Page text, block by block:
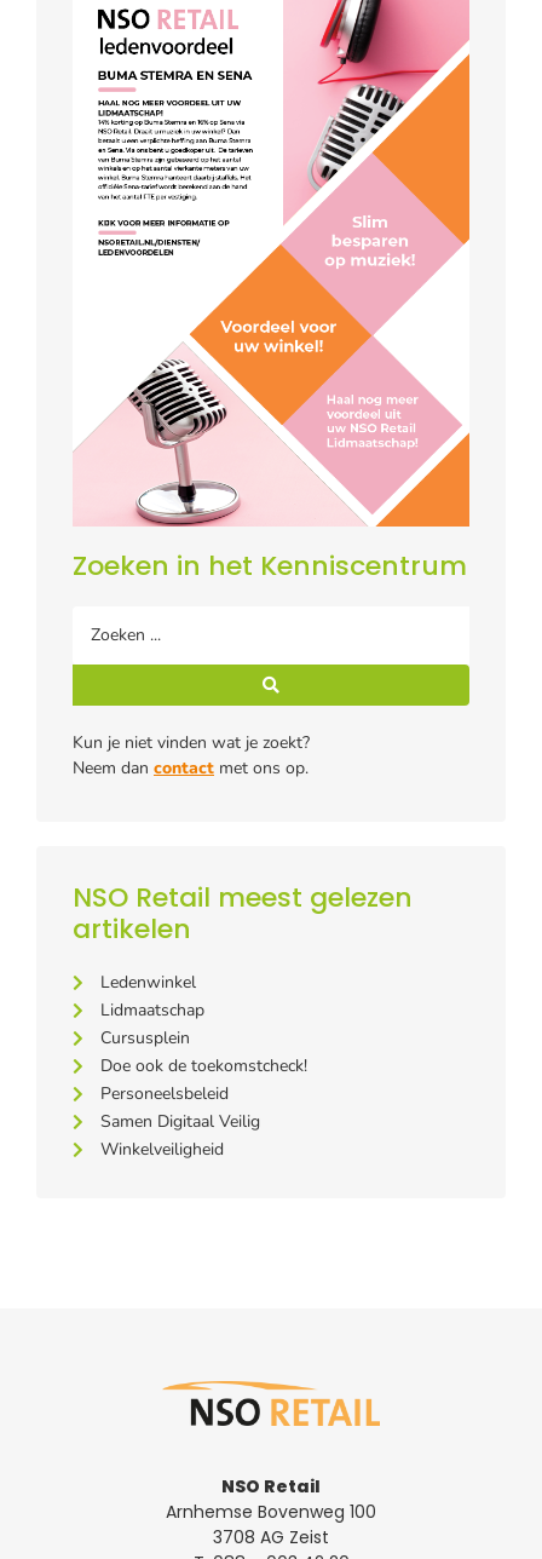
Zoeken in het Kenniscentrum
Kun je niet vinden wat je zoekt?
Neem dan contact met ons op.
NSO Retail meest gelezen
artikelen
Ledenwinkel
Lidmaatschap
Cursusplein
Doe ook de toekomstcheck!
Personeelsbeleid
Samen Digitaal Veilig
Winkelveiligheid
NSO Retail
Arnhemse Bovenweg 100
3708 AG Zeist